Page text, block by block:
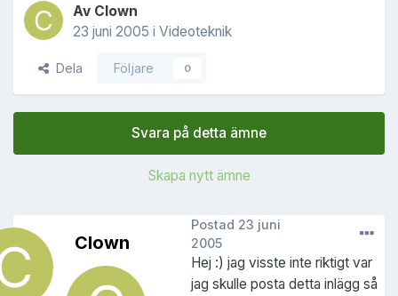
Av Clown
23 juni 2005 i Videoteknik
Dela Följare 0
Svara på detta ämne
Skapa nytt ämne
Clown
Postad 23 juni
2005
Hej :) jag visste inte riktigt var
jag skulle posta detta inlägg så